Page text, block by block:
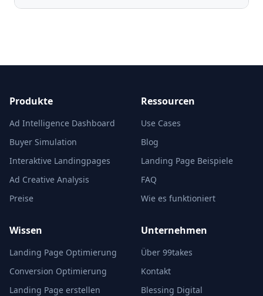
Produkte
Ad Intelligence Dashboard
Buyer Simulation
Interaktive Landingpages
Ad Creative Analysis
Preise
Ressourcen
Use Cases
Blog
Landing Page Beispiele
FAQ
Wie es funktioniert
Wissen
Landing Page Optimierung
Conversion Optimierung
Landing Page erstellen
Unternehmen
Über 99takes
Kontakt
Blessing Digital